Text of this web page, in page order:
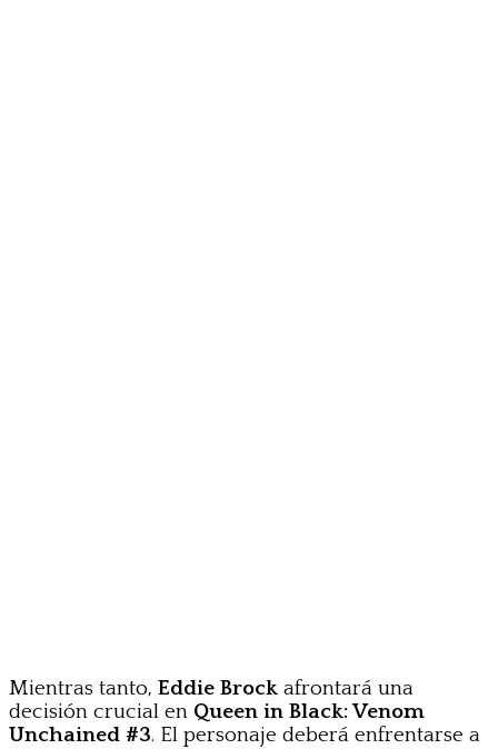
Mientras tanto, Eddie Brock afrontará una
decisión crucial en Queen in Black: Venom
Unchained #3. El personaje deberá enfrentarse a